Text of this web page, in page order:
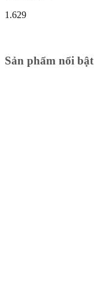
1.629
Sản phẩm nổi bật